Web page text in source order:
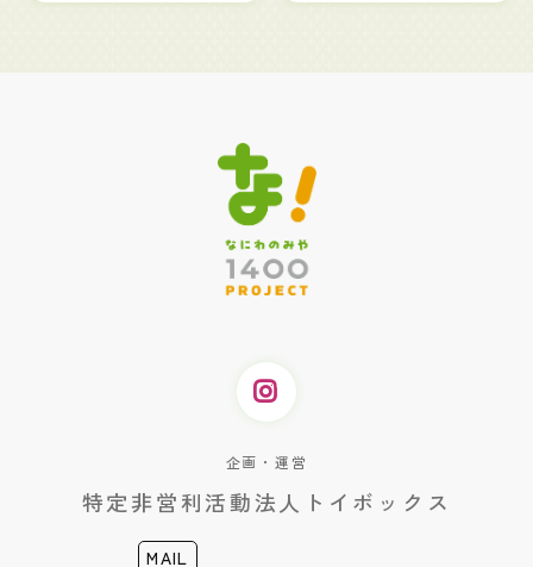
企画・運営
特定非営利活動法人トイボックス
MAIL